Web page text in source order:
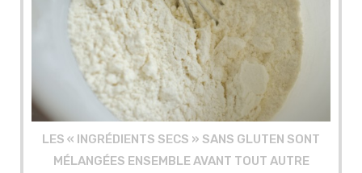
LES « INGRÉDIENTS SECS » SANS GLUTEN SONT
MÉLANGÉES ENSEMBLE AVANT TOUT AUTRE